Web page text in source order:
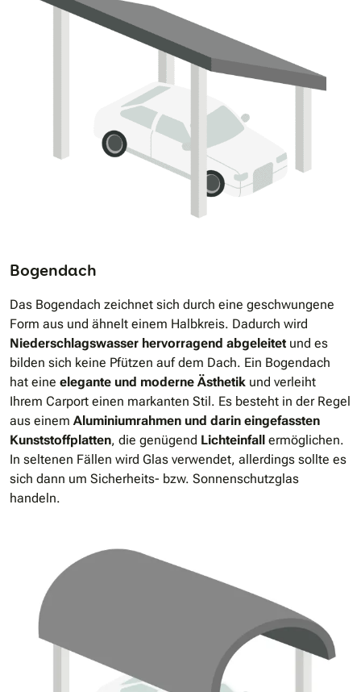
Bogendach
Das Bogendach zeichnet sich durch eine geschwungene
Form aus und ähnelt einem Halbkreis. Dadurch wird
Niederschlagswasser hervorragend abgeleitet und es
bilden sich keine Pfützen auf dem Dach. Ein Bogendach
hat eine elegante und moderne Ästhetik und verleiht
Ihrem Carport einen markanten Stil. Es besteht in der Regel
aus einem Aluminiumrahmen und darin eingefassten
Kunststoffplatten, die genügend Lichteinfall ermöglichen.
In seltenen Fällen wird Glas verwendet, allerdings sollte es
sich dann um Sicherheits- bzw. Sonnenschutzglas
handeln.